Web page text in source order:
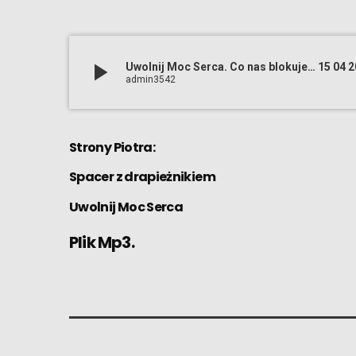
play_arrow Uwolnij Moc Serca. Co nas blokuje… 15 04
admin3542
Strony Piotra:
Spacer z drapieżnikiem
Uwolnij Moc Serca
Plik Mp3.